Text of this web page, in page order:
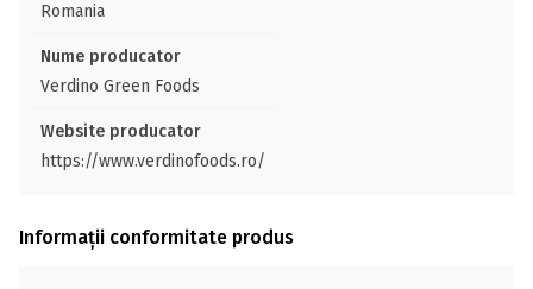
Romania
Nume producator
Verdino Green Foods
Website producator
https://www.verdinofoods.ro/
Informații conformitate produs